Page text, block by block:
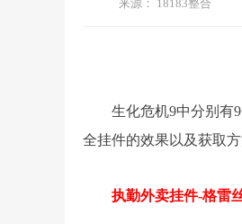
来源： 18183整合
生化危机9中分别有
全挂件的效果以及获取方
执勤外卖挂件-格雷